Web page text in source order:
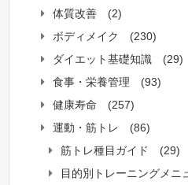
体質改善
(2)
ボディメイク
(230)
ダイエット基礎知識
(29)
食事・栄養管理
(93)
健康寿命
(257)
運動・筋トレ
(86)
筋トレ種目ガイド
(29)
目的別トレーニングメニ